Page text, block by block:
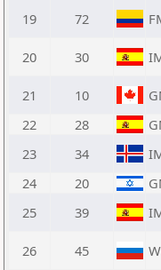
19 72
20 30
21 10
22
28
23
34
24
20
25
39
26 45